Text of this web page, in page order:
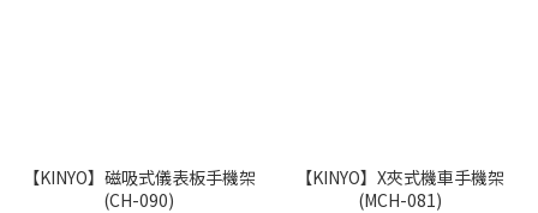
【KINYO】磁吸式儀表板手機架
(CH-090)
【KINYO】X夾式機車手機架
(MCH-081)